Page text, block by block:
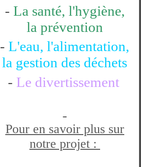
- La santé, l'hygiène,
la prévention
-L'eau, l'alimentation,
la gestion des déchets
- Le divertissement
Pour en savoir plus sur
notre projet :